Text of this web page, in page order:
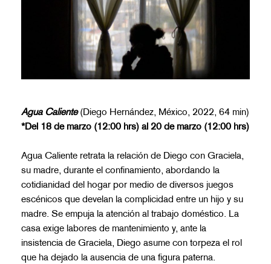
Agua Caliente(Diego Hernández, México, 2022, 64 min)
*Del 18 de marzo (12:00 hrs) al 20 de marzo (12:00 hrs)
Agua Caliente retrata la relación de Diego con Graciela,
su madre, durante el confinamiento, abordando la
cotidianidad del hogar por medio de diversos juegos
escénicos que develan la complicidad entre un hijo y su
madre. Se empuja la atención al trabajo doméstico. La
casa exige labores de mantenimiento y, ante la
insistencia de Graciela, Diego asume con torpeza el rol
que ha dejado la ausencia de una figura paterna.